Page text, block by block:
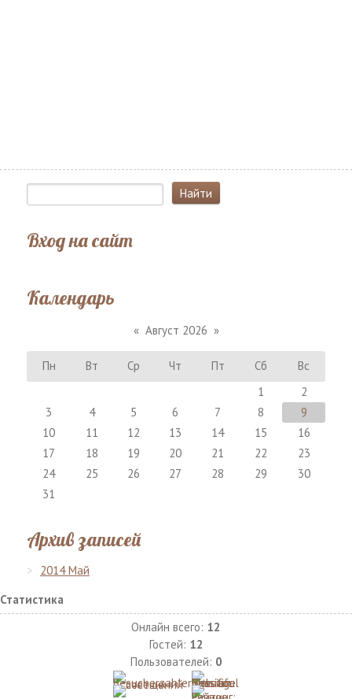
Вход на сайт
Календарь
« Август 2026 »
Пн Вт Ср Чт Пт Сб
Вс
1
2
3
4 5 6 7 8
9
10
11 12 13 14 15
16
17
18 19 20 21 22
23
24
25 26 27 28 29
30
31
Архив записей
2014 Май
Статистика
Онлайн всего: 12
Гостей: 12
Пользователей: 0